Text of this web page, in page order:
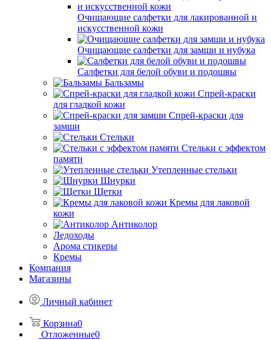
Очищающие салфетки для лакированной и
искусственной кожи
Очищающие салфетки для замши и нубука
Салфетки для белой обуви и подошвы
Бальзамы
Спрей-краски
для гладкой кожи
Спрей-краски для
замши
Стельки
Стельки с эффектом
памяти
Утепленные стельки
Шнурки
Щетки
Кремы для лаковой
кожи
Антиколор
Ледоходы
Арома стикеры
Кремы
Компания
Магазины
Личный кабинет
Корзина0
Отложенные0